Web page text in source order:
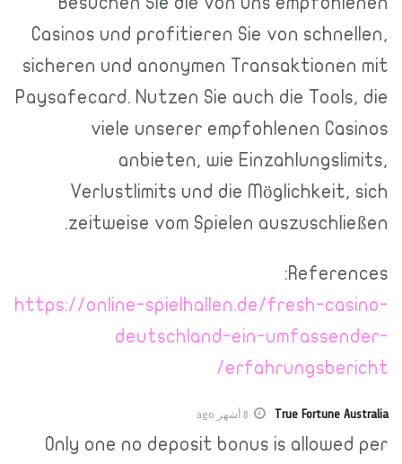
Casinos und profitieren Sie von schnellen,
sicheren und anonymen Transaktionen mit
Paysafecard. Nutzen Sie auch die Tools, die
viele unserer empfohlenen Casinos
anbieten, wie Einzahlungslimits,
Verlustlimits und die Möglichkeit, sich
zeitweise vom Spielen auszuschließen.
References:
https://online-spielhallen.de/fresh-casino-
deutschland-ein-umfassender-
erfahrungsbericht/
True Fortune Australia 8 أشهر ago
Only one no deposit bonus is allowed per